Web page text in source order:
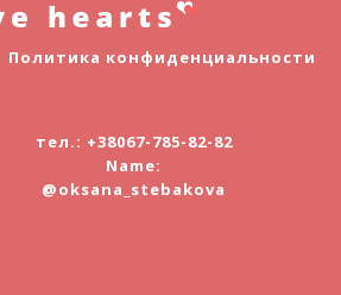
Политика конфиденциальности
тел.: +38067-785-82-82
Name:
@oksana_stebakova